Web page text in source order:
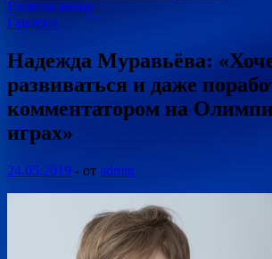
Главное меню
Гандбол
Надежда Муравьёва:
развиваться и даже
комментатором на
играх»
24.05.2019 - от admin